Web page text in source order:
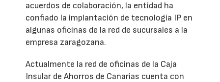
acuerdos de colaboración, la entidad ha
confiado la implantación de tecnología IP en
algunas oficinas de la red de sucursales a la
empresa zaragozana.
Actualmente la red de oficinas de la Caja
Insular de Ahorros de Canarias cuenta con